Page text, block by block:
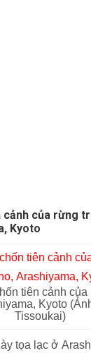
cảnh của rừng
Kyoto
tiên cảnh
Kyoto
Tissoukai)
tọa lạc ở